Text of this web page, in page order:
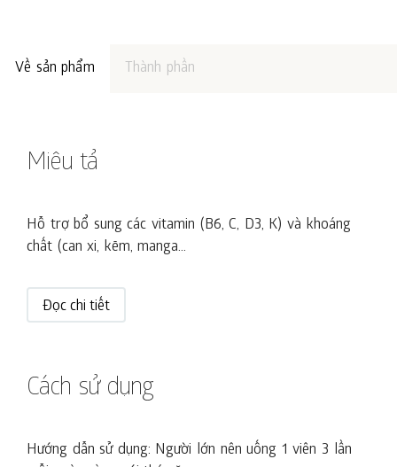
Về sản phẩm Thành phần
Miêu tả
Hỗ trợ bổ sung các vitamin (B6, C, D3, K) và khoáng
chất (can xi, kẽm, manga...
Đọc chi tiết
Cách sử dụng
Hướng dẫn sử dụng: Người lớn nên uống 1 viên 3 lần